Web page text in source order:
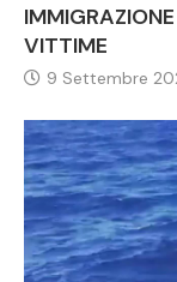
VITTIME
9 Settembre